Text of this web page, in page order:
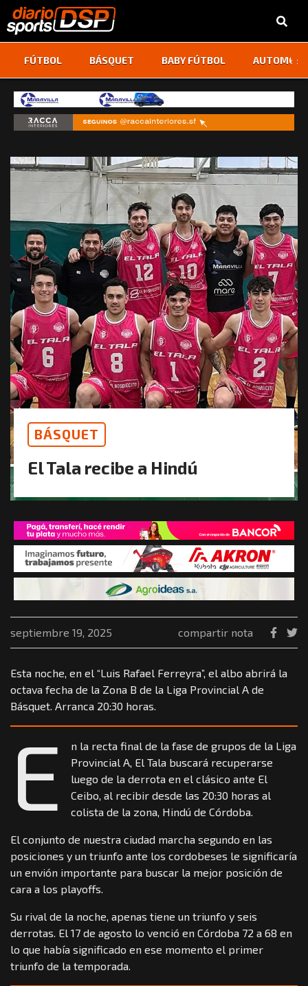
FÚTBOL BÁSQUET BABY FÚTBOL ‹ ›
BÁSQUET
El Tala recibe a Hindú
septiembre 19, 2025 compartir nota
Esta noche, en el “Luis Rafael Ferreyra”, el albo abrirá la
octava fecha de la Zona B de la Liga Provincial A de
Básquet. Arranca 20:30 horas.
E
n la recta final de la fase de grupos de la Liga
Provincial A, El Tala buscará recuperarse
luego de la derrota en el clásico ante El
Ceibo, al recibir desde las 20:30 horas al
colista de la zona, Hindú de Córdoba.
El conjunto de nuestra ciudad marcha segundo en las
posiciones y un triunfo ante los cordobeses le significaría
un envión importante para buscar la mejor posición de
cara a los playoffs.
Su rival de la noche, apenas tiene un triunfo y seis
derrotas. El 17 de agosto lo venció en Córdoba 72 a 68 en
lo que había significado en ese momento el primer
triunfo de la temporada.